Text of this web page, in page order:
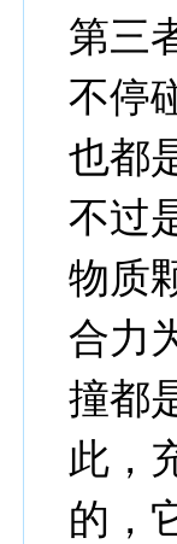
第三
不停
也都
不过
物质
合力
撞都
此，
的，